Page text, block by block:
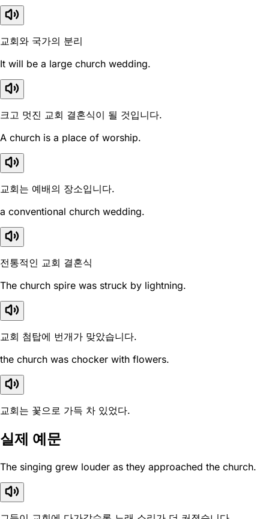
교회와 국가의 분리
It will be a large church wedding.
크고 멋진 교회 결혼식이 될 것입니다.
A church is a place of worship.
교회는 예배의 장소입니다.
a conventional church wedding.
전통적인 교회 결혼식
The church spire was struck by lightning.
교회 첨탑에 번개가 맞았습니다.
the church was chocker with flowers.
교회는 꽃으로 가득 차 있었다.
실제 예문
The singing grew louder as they approached the church.